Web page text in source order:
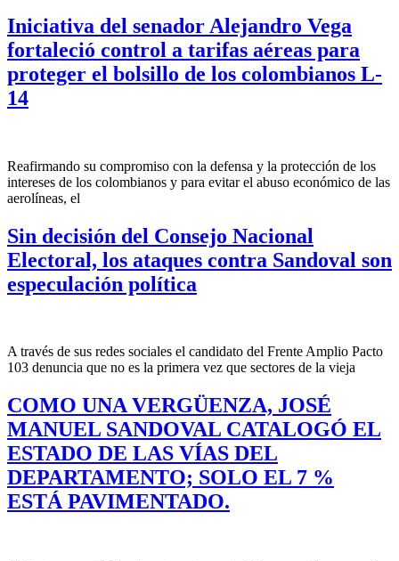
Iniciativa del senador Alejandro Vega
fortaleció control a tarifas aéreas para
proteger el bolsillo de los colombianos L-
14
Reafirmando su compromiso con la defensa y la protección de los
intereses de los colombianos y para evitar el abuso económico de las
aerolíneas, el
Sin decisión del Consejo Nacional
Electoral, los ataques contra Sandoval son
especulación política
A través de sus redes sociales el candidato del Frente Amplio Pacto
103 denuncia que no es la primera vez que sectores de la vieja
COMO UNA VERGÜENZA, JOSÉ
MANUEL SANDOVAL CATALOGÓ EL
ESTADO DE LAS VÍAS DEL
DEPARTAMENTO; SOLO EL 7 %
ESTÁ PAVIMENTADO.